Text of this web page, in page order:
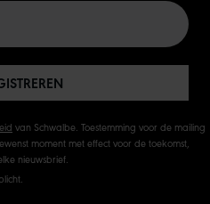
van Schwalbe. Toestemming voor de mailing
moment met effect voor de toekomst,
nieuwsbrief.